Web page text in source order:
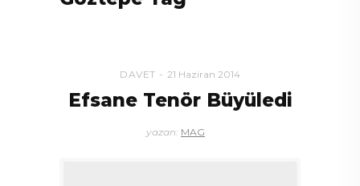
DAVET 21 Haziran 2014
Efsane Tenör Büyüledi
yazan: MAG